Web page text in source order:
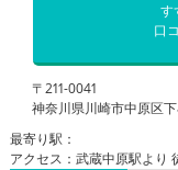
す
口
〒211-0041
神奈川県川崎市中原区
最寄り駅：
アクセス：武蔵中原駅より